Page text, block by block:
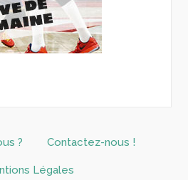
? Contactez-nous !
Légales